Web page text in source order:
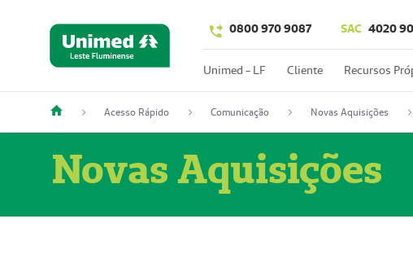
0800 970 9087 SAC 4020
Unimed - LF Cliente Recursos
Acesso Rápido Comunicação Novas Aquisições
Novas Aquisições